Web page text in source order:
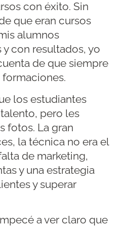
con éxito. Sin
que eran cursos
alumnos
con resultados, yo
de que siempre
los estudiantes
pero les
fotos. La gran
la técnica no era el
de marketing,
y una estrategia
y superar
a ver claro que